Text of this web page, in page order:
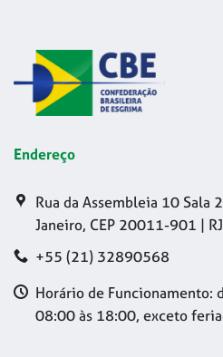
Endereço
Rua da Assembleia 10 Sala
Janeiro, CEP 20011-901 | RJ
+55 (21) 32890568
Horário de Funcionamento:
08:00 às 18:00, exceto